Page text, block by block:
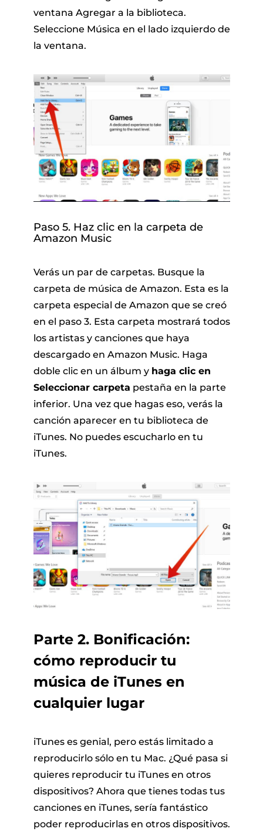
ventana Agregar a la biblioteca.
Seleccione Música en el lado izquierdo de
la ventana.
Paso 5. Haz clic en la carpeta de
Amazon Music
Verás un par de carpetas. Busque la
carpeta de música de Amazon. Esta es la
carpeta especial de Amazon que se creó
en el paso 3. Esta carpeta mostrará todos
los artistas y canciones que haya
descargado en Amazon Music. Haga
doble clic en un álbum y haga clic en
Seleccionar carpeta pestaña en la parte
inferior. Una vez que hagas eso, verás la
canción aparecer en tu biblioteca de
iTunes. No puedes escucharlo en tu
iTunes.
Parte 2. Bonificación:
cómo reproducir tu
música de iTunes en
cualquier lugar
iTunes es genial, pero estás limitado a
reproducirlo sólo en tu Mac. ¿Qué pasa si
quieres reproducir tu iTunes en otros
dispositivos? Ahora que tienes todas tus
canciones en iTunes, sería fantástico
poder reproducirlas en otros dispositivos.